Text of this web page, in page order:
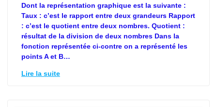
Dont la représentation graphique est la suivante :
Taux : c’est le rapport entre deux grandeurs Rapport
: c’est le quotient entre deux nombres. Quotient :
résultat de la division de deux nombres Dans la
fonction représentée ci-contre on a représenté les
points A et B…
Lire la suite